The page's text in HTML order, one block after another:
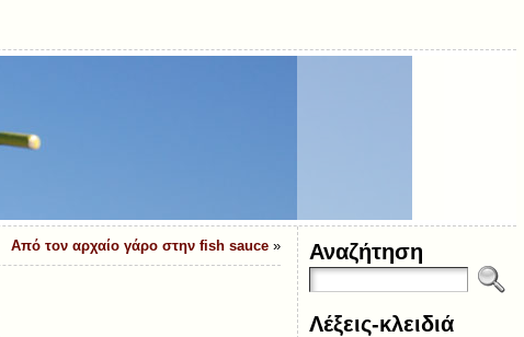
Από τον αρχαίο γάρο στην fish sauce» Αναζήτηση
Λέξεις-κλειδιά